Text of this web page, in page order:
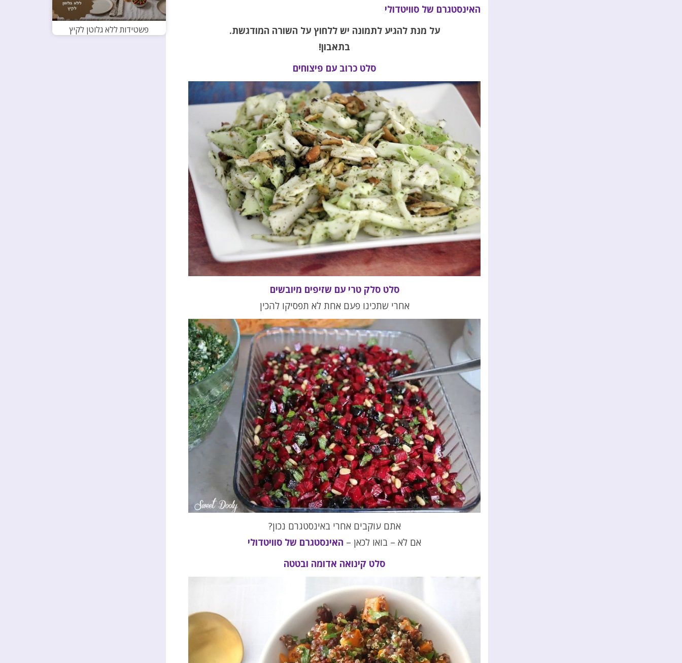
האינסטגרם של סוויטדולי
על מנת להגיע לתמונה יש ללחוץ על השורה המודגשת.
בתאבון!
סלט כרוב עם פיצוחים
סלט סלק טרי עם שזיפים מיובשים
אחרי שתכינו פעם אחת לא תפסיקו להכין
אתם עוקבים אחרי באינסטגרם נכון?
אם לא – בואו לכאן – האינסטגרם של סוויטדולי
סלט קינואה אדומה ובטטה
פשטידות ללא גלוטן לקיץ